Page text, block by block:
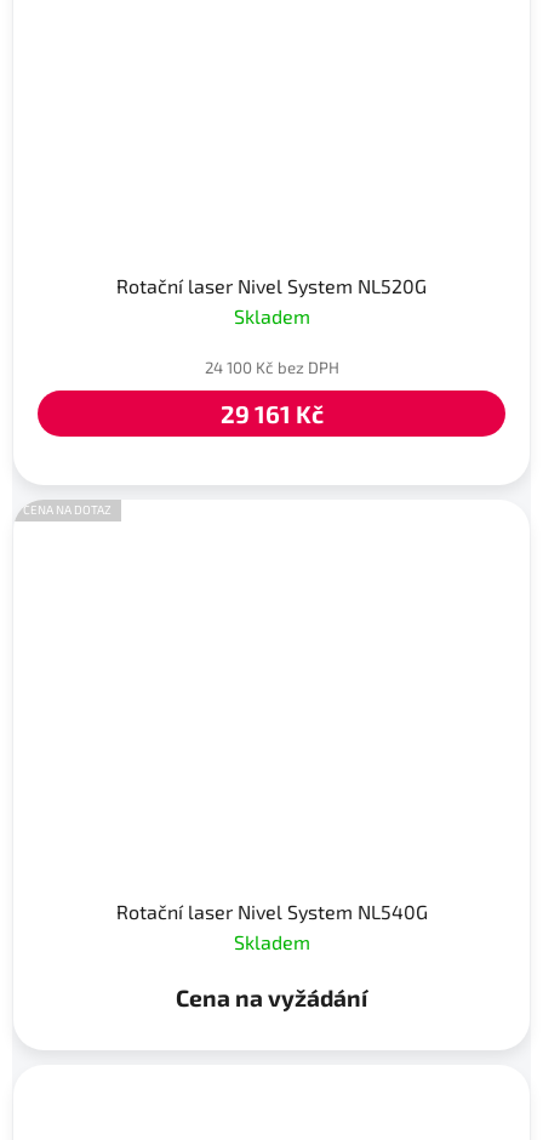
Rotační laser Nivel System NL520G
Skladem
24 100 Kč bez DPH
29 161 Kč
CENA NA DOTAZ
Rotační laser Nivel System NL540G
Skladem
Cena na vyžádání